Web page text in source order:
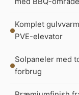
Komplet
PVE-elevator
Solpaneler med
forbrug